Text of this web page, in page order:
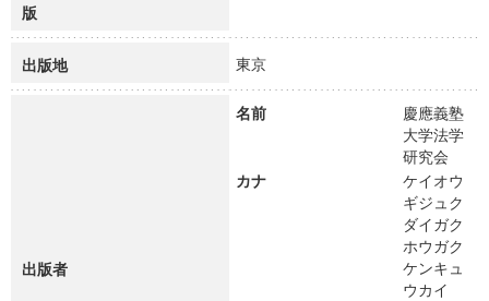
版
出版地 東京
出版者
名前
慶應義塾
大学法学
研究会
カナ
ケイオウ
ギジュク
ダイガク
ホウガク
ケンキュ
ウカイ